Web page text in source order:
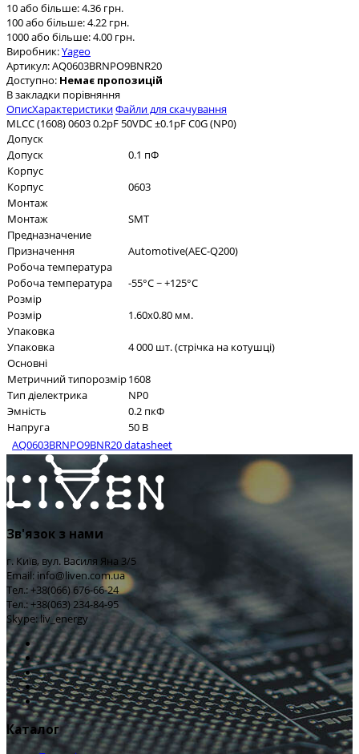
10 або більше: 4.36 грн.
100 або більше: 4.22 грн.
1000 або більше: 4.00 грн.
Виробник:Yageo
Артикул:AQ0603BRNPO9BNR20
Доступно: Немає пропозицій
В закладки порівняння
ОписХарактеристикиФайли для скачування
MLCC (1608) 0603 0.2pF 50VDC ±0.1pF C0G (NP0)
Допуск
Допуск
0.1 пФ
Корпус
Корпус
0603
Монтаж
Монтаж
SMT
Предназначение
Призначення
Automotive(AEC-Q200)
Робоча температура
Робоча температура
-55°C ~ +125°C
Розмір
Розмір
1.60x0.80 мм.
Упаковка
Упаковка
4 000 шт. (стрічка на котушці)
Основні
Метричний типорозмір1608
Тип діелектрика
NP0
Эмність
0.2 пкФ
Напруга
50 В
AQ0603BRNPO9BNR20 datasheet
Зв'язок з нами
г. Київ, вул. Василя Яна 3/5
Email: info@liven.com.ua
Тел.: +38(066) 676-66-24
Тел.: +38(063) 234-84-95
Skype: liv_energy
Каталог